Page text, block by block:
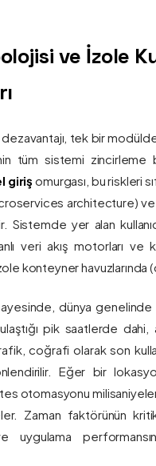
ve İzole
dezavantajı, tek bir
tüm sistemi zincirleme
giriş omurgası, bu riskleri
architecture)
Sistemde yer alan
veri akış motorları ve
konteyner havuzlarında
dünya genelinde
pik saatlerde dahi,
coğrafi olarak son
Eğer bir
otomasyonu
Zaman faktörünün